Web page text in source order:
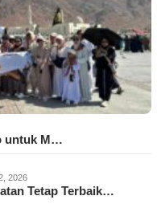
untuk M…
2026
Tetap Terbaik…